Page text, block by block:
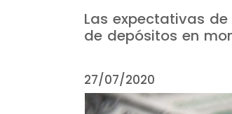
Las expectativas
de depósitos en
27/07/2020